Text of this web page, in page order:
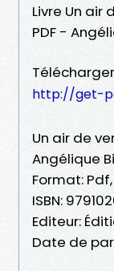
Livre Un air
PDF -
http://get-
Un air de
Angélique
Format: Pdf,
ISBN:
Editeur:
Date de